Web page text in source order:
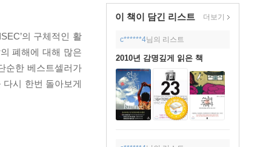
이 책이 담긴 리스트 더보기
c******4님의 리스트
2010년 감명깊게 읽은 책
의 구체적인 활
폐해에 대해 많은
순한 베스트셀러가
시 한번 돌아보게